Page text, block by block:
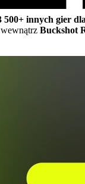
500+ innych gier
Buckshot